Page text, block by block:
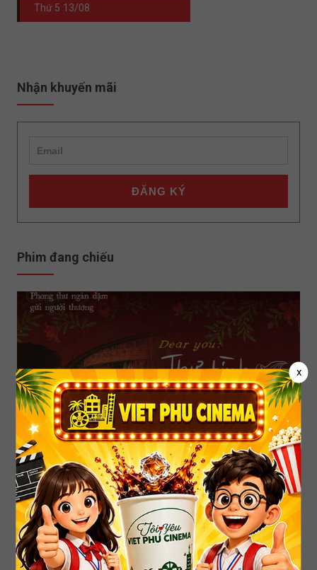
Thứ 5 13/08
Nhận khuyến mãi
ĐĂNG KÝ
Phim đang chiếu
DEAR YOU: THƯ TÌNH GỬI NGOẠI
x